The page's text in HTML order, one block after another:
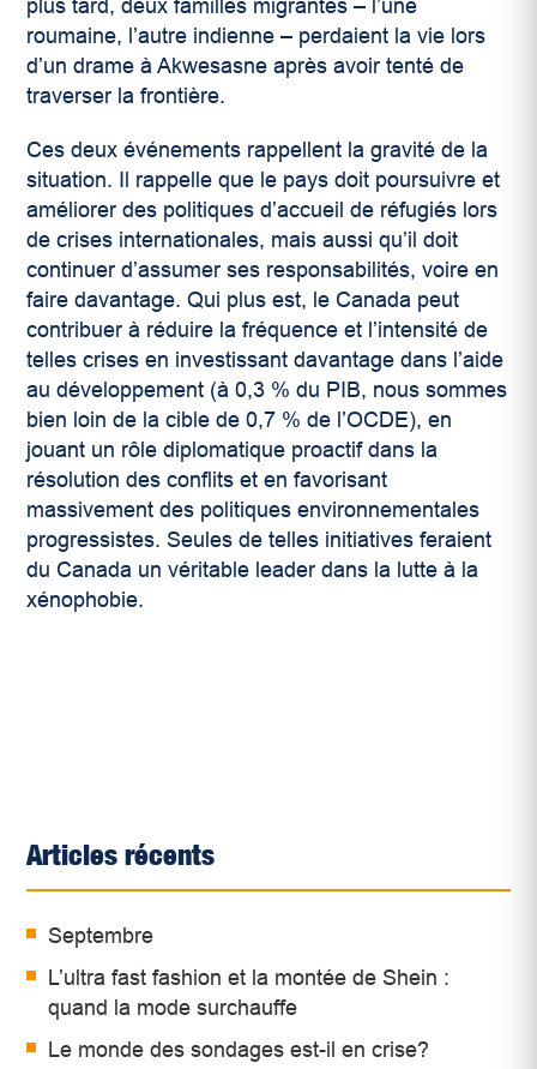
plus tard, deux familles migrantes – l’une
roumaine, l’autre indienne – perdaient la vie lors
d’un drame à Akwesasne après avoir tenté de
traverser la frontière.
Ces deux événements rappellent la gravité de la
situation. Il rappelle que le pays doit poursuivre et
améliorer des politiques d’accueil de réfugiés lors
de crises internationales, mais aussi qu’il doit
continuer d’assumer ses responsabilités, voire en
faire davantage. Qui plus est, le Canada peut
contribuer à réduire la fréquence et l’intensité de
telles crises en investissant davantage dans l’aide
au développement (à 0,3 % du PIB, nous sommes
bien loin de la cible de 0,7 % de l’OCDE), en
jouant un rôle diplomatique proactif dans la
résolution des conflits et en favorisant
massivement des politiques environnementales
progressistes. Seules de telles initiatives feraient
du Canada un véritable leader dans la lutte à la
xénophobie.
Articles récents
Septembre
L’ultra fast fashion et la montée de Shein :
quand la mode surchauffe
Le monde des sondages est-il en crise?